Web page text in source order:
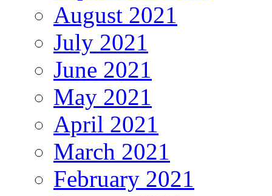
August 2021
July 2021
June 2021
May 2021
April 2021
March 2021
February 2021